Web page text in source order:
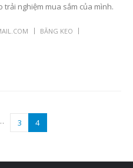
trải nghiệm mua sắm của mình.
BĂNG KEO
3 4